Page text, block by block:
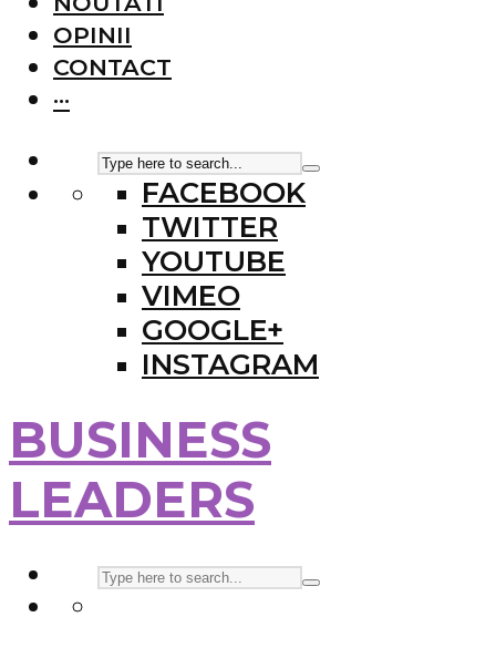
OPINII
CONTACT
···
FACEBOOK
TWITTER
YOUTUBE
VIMEO
GOOGLE+
INSTAGRAM
BUSINESS
LEADERS